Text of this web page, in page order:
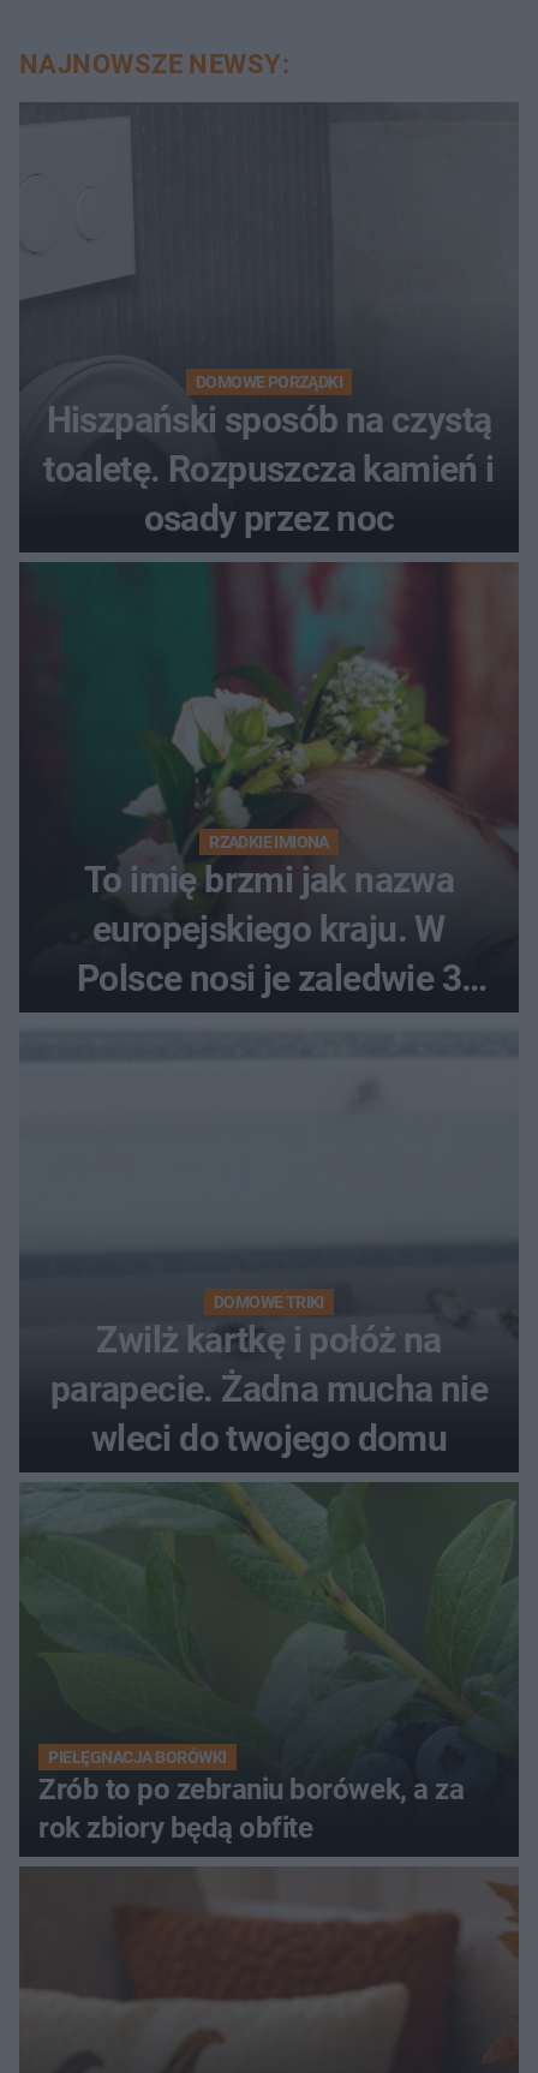
NAJNOWSZE NEWSY:
DOMOWE PORZĄDKI
Hiszpański sposób na czystą
toaletę. Rozpuszcza kamień i
osady przez noc
RZADKIE IMIONA
To imię brzmi jak nazwa
europejskiego kraju. W
Polsce nosi je zaledwie 3
DOMOWE TRIKI
Zwilż kartkę i połóż na
parapecie. Żadna mucha nie
wleci do twojego domu
PIELĘGNACJA BORÓWKI
Zrób to po zebraniu borówek, a za
rok zbiory będą obfite